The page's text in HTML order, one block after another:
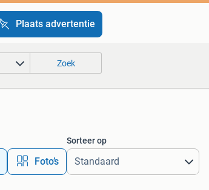
Plaats advertentie
Zoek
Foto’s
Sorteer op